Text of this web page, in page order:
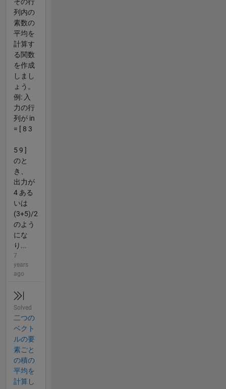
列内の
素数の
平均を
計算す
る関数
を作成
しまし
ょう。
例: 入
力の行
列が in
= [ 8 3
5 9 ]
のと
き、
出力が
4 ある
いは
(3+5)/2
のよう
にな
り...
7
years
ago
Solved
二つの
ベクト
ルの要
素ごと
の積の
平均を
計算し